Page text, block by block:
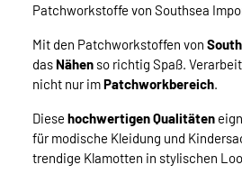
Patchworkstoffe von Southsea
Mit den Patchworkstoffen von
das Nähen so richtig Spaß.
nicht nur imPatchworkbereich.
Diese hochwertigen Qualitäten
für modische Kleidung und
trendige Klamotten in stylischen